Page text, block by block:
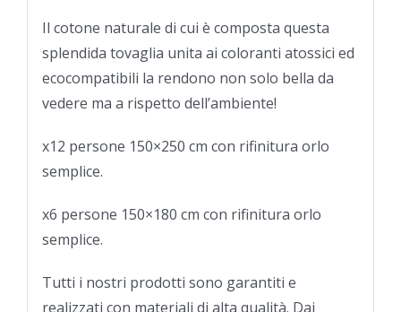
Il cotone naturale di cui è composta questa
splendida tovaglia unita ai coloranti atossici ed
ecocompatibili la rendono non solo bella da
vedere ma a rispetto dell’ambiente!
x12 persone 150×250 cm con rifinitura orlo
semplice.
x6 persone 150×180 cm con rifinitura orlo
semplice.
Tutti i nostri prodotti sono garantiti e
realizzati con materiali di alta qualità. Dai